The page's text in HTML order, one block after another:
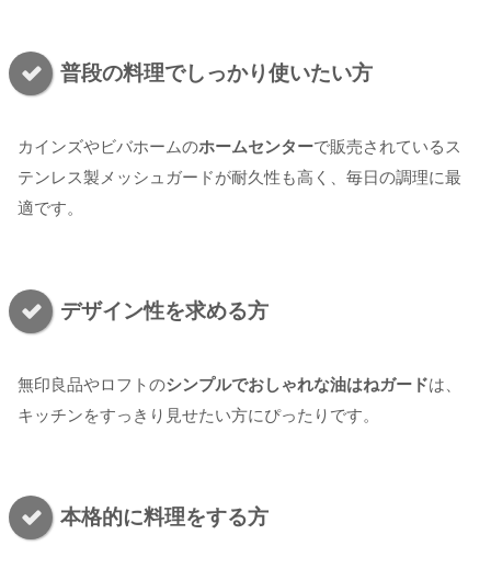
普段の料理でしっかり使いたい方
カインズやビバホームのホームセンターで販売されているス
テンレス製メッシュガードが耐久性も高く、毎日の調理に最
適です。
デザイン性を求める方
無印良品やロフトのシンプルでおしゃれな油はねガードは、
キッチンをすっきり見せたい方にぴったりです。
本格的に料理をする方